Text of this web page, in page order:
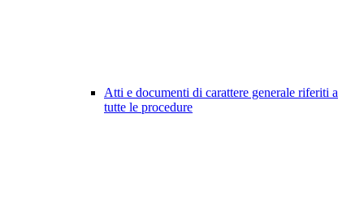
Atti e documenti di carattere generale riferiti a
tutte le procedure